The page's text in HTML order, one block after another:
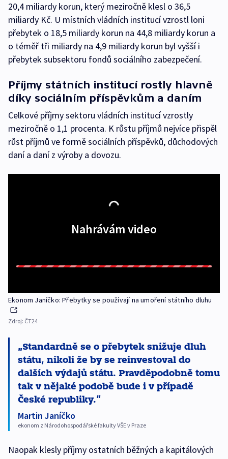
20,4 miliardy korun, který meziročně klesl o 36,5
miliardy Kč. U místních vládních institucí vzrostl loni
přebytek o 18,5 miliardy korun na 44,8 miliardy korun a
o téměř tři miliardy na 4,9 miliardy korun byl vyšší i
přebytek subsektoru fondů sociálního zabezpečení.
Příjmy státních institucí rostly hlavně
díky sociálním příspěvkům a daním
Celkové příjmy sektoru vládních institucí vzrostly
meziročně o 1,1 procenta. K růstu příjmů nejvíce přispěl
růst příjmů ve formě sociálních příspěvků, důchodových
daní a daní z výroby a dovozu.
Nahrávám video
Ekonom Janíčko: Přebytky se používají na umoření státního dluhu
Zdroj: ČT24
Standardně se o přebytek snižuje dluh
státu, nikoli že by se reinvestoval do
dalších výdajů státu. Pravděpodobně tomu
tak v nějaké podobě bude i v případě
České republiky.
Martin Janíčko
ekonom z Národohospodářské fakulty VŠE v Praze
Naopak klesly příjmy ostatních běžných a kapitálových